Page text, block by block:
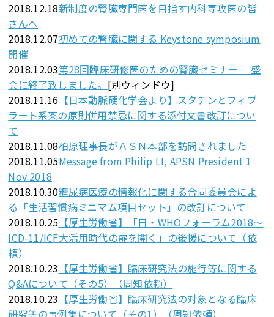
2018.12.18新制度の腎臓専門医を目指す内科専攻医の皆
さんへ
2018.12.07初めての腎臓に関する Keystone symposium
開催
2018.12.03第28回臨床研修医のための腎臓セミナー 盛
会に終了致しました。 [別ウィンドウ]
2018.11.16 【日本動脈硬化学会より】スタチンとフィブ
ラート系薬の原則併用禁忌に関する添付文書改訂につい
て
2018.11.08柏原理事長がＡＳＮ本部を訪問されました
2018.11.05Message from Philip LI, APSN President 1
Nov 2018
2018.10.30糖尿病医療の情報化に関する合同委員会によ
る「生活習慣病ミニマム項目セット」の改訂について
2018.10.25 【厚生労働省】「日・WHOフォーラム2018～
ICD-11/ICF大活用時代の扉を開く」の後援について（依
頼）
2018.10.23 【厚生労働省】臨床研究法の施行等に関する
Q&Aについて（その5）（周知依頼）
2018.10.23 【厚生労働省】臨床研究法の対象となる臨床
研究等の事例集について（その1）（周知依頼）